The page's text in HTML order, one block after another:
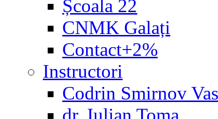
Școala 22
CNMK Galați
Contact+2%
Instructori
Codrin Smirnov